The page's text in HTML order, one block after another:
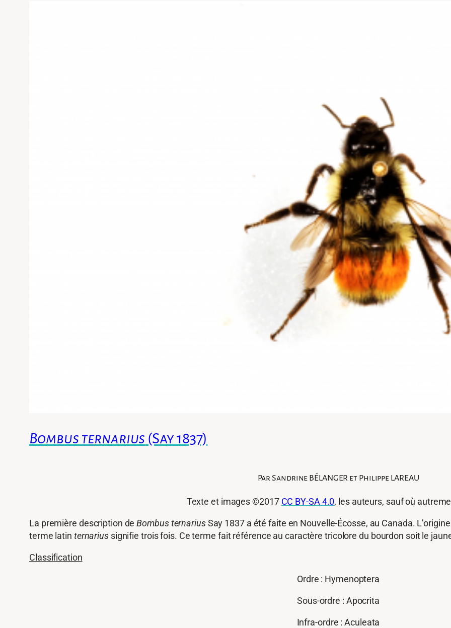
Bombus ternarius (Say 1837)
Par Sandrine BÉLANGER et Philippe LAREAU
Texte et images ©2017 CC BY-SA 4.0, les auteurs, sauf où
La première description deBombus ternariusSay 1837 a été faite en Nouvelle-Écosse, au Canada.
terme latin ternariussignifie trois fois. Ce terme fait référence au caractère tricolore du bourdon soit le
Classification
Ordre : Hymenoptera
Sous-ordre : Apocrita
Infra-ordre : Aculeata